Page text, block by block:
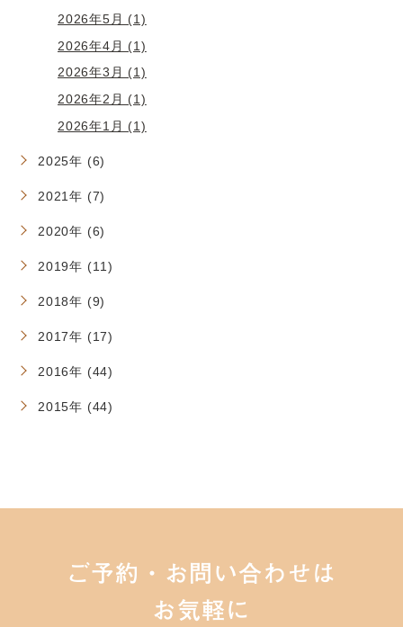
2026年5月 (1)
2026年4月 (1)
2026年3月 (1)
2026年2月 (1)
2026年1月 (1)
2025年 (6)
2021年 (7)
2020年 (6)
2019年 (11)
2018年 (9)
2017年 (17)
2016年 (44)
2015年 (44)
ご予約・お問い合わせは
お気軽に